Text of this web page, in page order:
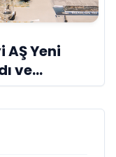
Yeni
ve
Vizyon